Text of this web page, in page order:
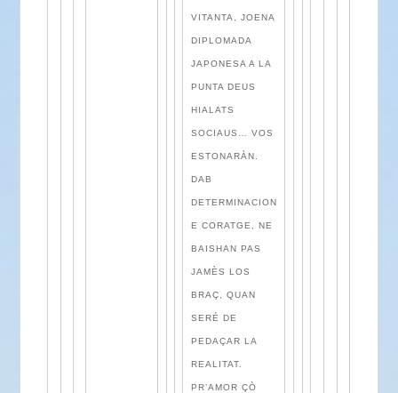
VITANTA, JOENA
DIPLOMADA
JAPONESA A LA
PUNTA DEUS
HIALATS
SOCIAUS… VOS
ESTONARÀN.
DAB
DETERMINACION
E CORATGE, NE
BAISHAN PAS
JAMÈS LOS
BRAÇ, QUAN
SERÉ DE
PEDAÇAR LA
REALITAT.
PR’AMOR ÇÒ